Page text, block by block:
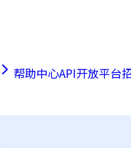
帮助中心API开放平台